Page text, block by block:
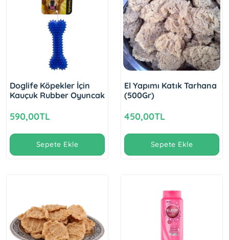
Doglife Köpekler İçin
Kauçuk Rubber Oyuncak
590,00TL
Sepete Ekle
El Yapımı Katık Tarhana
(500Gr)
450,00TL
Sepete Ekle